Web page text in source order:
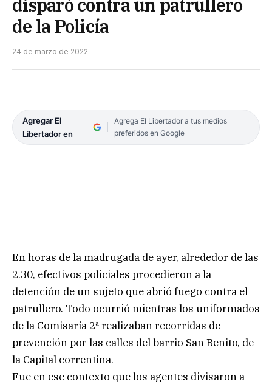
de la Policía
24 de marzo de 2022
Agregar El
Libertador en
Agrega El Libertador a tus medios
preferidos en Google
En horas de la madrugada de ayer, alrededor de las
2.30, efectivos policiales procedieron a la
detención de un sujeto que abrió fuego contra el
patrullero. Todo ocurrió mientras los uniformados
de la Comisaría 2ª realizaban recorridas de
prevención por las calles del barrio San Benito, de
la Capital correntina.
Fue en ese contexto que los agentes divisaron a